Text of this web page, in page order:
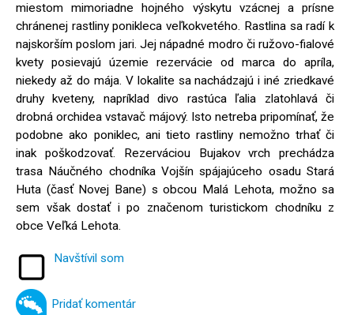
miestom mimoriadne hojného výskytu vzácnej a prísne
chránenej rastliny ponikleca veľkokvetého. Rastlina sa radí k
najskorším poslom jari. Jej nápadné modro či ružovo-fialové
kvety posievajú územie rezervácie od marca do apríla,
niekedy až do mája. V lokalite sa nachádzajú i iné zriedkavé
druhy kveteny, napríklad divo rastúca ľalia zlatohlavá či
drobná orchidea vstavač májový. Isto netreba pripomínať, že
podobne ako poniklec, ani tieto rastliny nemožno trhať či
inak poškodzovať. Rezerváciou Bujakov vrch prechádza
trasa Náučného chodníka Vojšín spájajúceho osadu Stará
Huta (časť Novej Bane) s obcou Malá Lehota, možno sa
sem však dostať i po značenom turistickom chodníku z
obce Veľká Lehota.
Navštívil som
Pridať komentár